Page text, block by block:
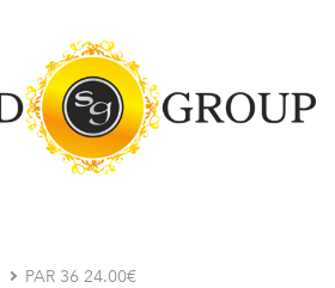
Vaata ostukorvi
PAR 36 24.00€